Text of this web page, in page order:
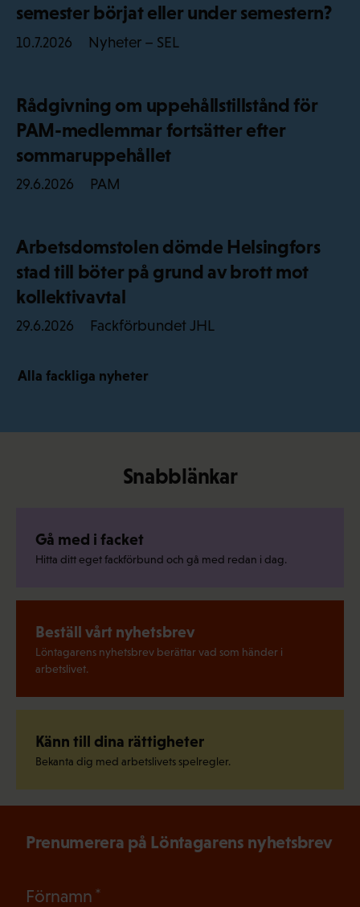
semester börjat eller under semestern?
10.7.2026 Nyheter – SEL
Rådgivning om uppehållstillstånd för
PAM-medlemmar fortsätter efter
sommaruppehållet
29.6.2026 PAM
Arbetsdomstolen dömde Helsingfors
stad till böter på grund av brott mot
kollektivavtal
29.6.2026 Fackförbundet JHL
Alla fackliga nyheter
Snabblänkar
Gå med i facket
Hitta ditt eget fackförbund och gå med redan i dag.
Beställ vårt nyhetsbrev
Löntagarens nyhetsbrev berättar vad som händer i
arbetslivet.
Känn till dina rättigheter
Bekanta dig med arbetslivets spelregler.
Prenumerera på Löntagarens nyhetsbrev
Förnamn